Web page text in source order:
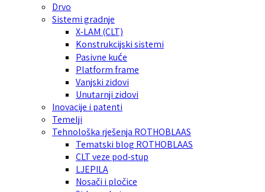
Drvo
Sistemi gradnje
X-LAM (CLT)
Konstrukcijski sistemi
Pasivne kuće
Platform frame
Vanjski zidovi
Unutarnji zidovi
Inovacije i patenti
Temelji
Tehnološka rješenja ROTHOBLAAS
Tematski blog ROTHOBLAAS
CLT veze pod-stup
LJEPILA
Nosači i pločice